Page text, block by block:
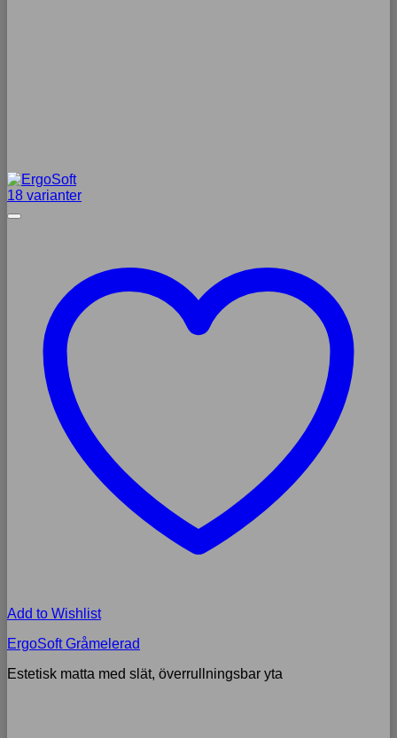
18 varianter
Add to Wishlist
ErgoSoft Gråmelerad
Estetisk matta med slät, överrullningsbar yta